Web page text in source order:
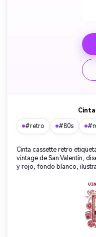
#retro #80s
Cinta cassette retro
vintage de San Valentín,
y rojo, fondo blanco,